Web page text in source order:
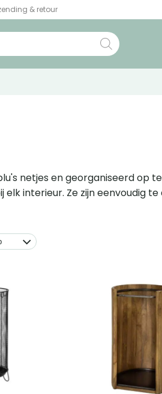
& retour
netjes en georganiseerd op
interieur. Ze zijn eenvoudig